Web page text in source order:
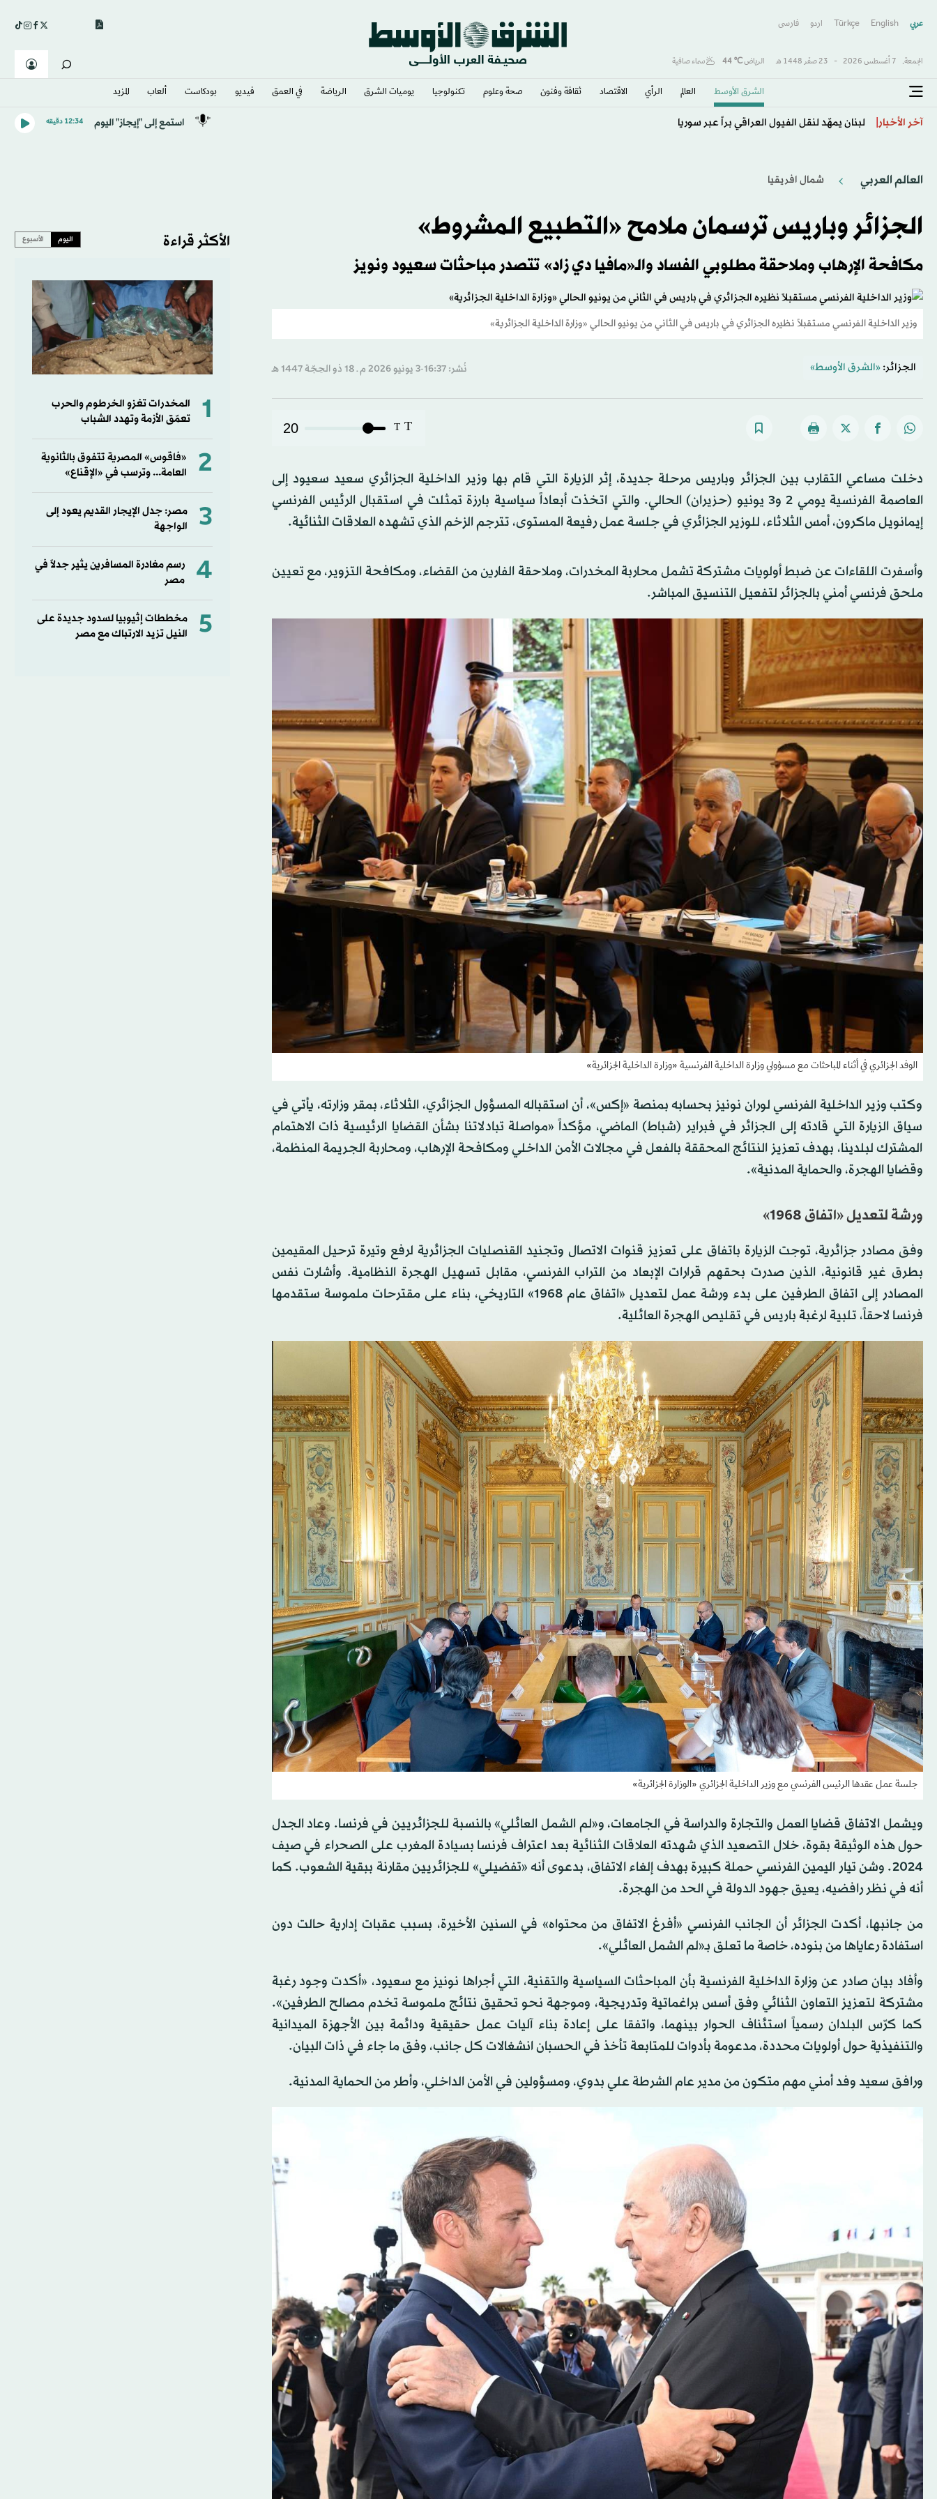
عربي English
Türkçe اردو فارسى
الجمعة, 7 أغسطس 2026 - 23 صفَر 1448 هـ الرياض℃
44 سماء صافية
الشرق الأوسط​ العالم الرأي الاقتصاد ثقافة وفنون صحة وعلوم تكنولوجيا يوميات الشرق​ الرياضة في العمق فيديو بودكاست ألعاب المزيد
آخر الأخبار الشرطة تمشط محيط مطار في شرق ألمانيا بعد العثور على مسيّرة مفخخة استمع إلى "إيجاز" اليوم 12:34 دقيقه
العالم العربي شمال افريقيا
الجزائر وباريس ترسمان ملامح «التطبيع المشروط»
مكافحة الإرهاب وملاحقة مطلوبي الفساد والـ«مافيا دي زاد» تتصدر مباحثات سعيود ونويز
وزير الداخلية الفرنسي مستقبلاً نظيره الجزائري في باريس في الثاني من يونيو الحالي «وزارة الداخلية الجزائرية»
الجزائر: «الشرق الأوسط» نُشر: 16:37-3 يونيو 2026 م ـ 18 ذو الحِجّة 1447 هـ
T
T
20
دخلت مساعي التقارب بين الجزائر وباريس مرحلة جديدة، إثر الزيارة التي قام بها وزير الداخلية الجزائري سعيد سعيود إلى
العاصمة الفرنسية يومي 2 و3 يونيو (حزيران) الحالي. والتي اتخذت أبعاداً سياسية بارزة تمثلت في استقبال الرئيس الفرنسي
إيمانويل ماكرون، أمس الثلاثاء، للوزير الجزائري في جلسة عمل رفيعة المستوى، تترجم الزخم الذي تشهده العلاقات الثنائية.
وأسفرت اللقاءات عن ضبط أولويات مشتركة تشمل محاربة المخدرات، وملاحقة الفارين من القضاء، ومكافحة التزوير، مع تعيين
ملحق فرنسي أمني بالجزائر لتفعيل التنسيق المباشر.
الوفد الجزائري في أثناء المباحثات مع مسؤولي وزارة الداخلية الفرنسية «وزارة الداخلية الجزائرية»
وكتب وزير الداخلية الفرنسي لوران نونيز بحسابه بمنصة «إكس»، أن استقباله المسؤول الجزائري، الثلاثاء، بمقر وزارته، يأتي في
سياق الزيارة التي قادته إلى الجزائر في فبراير (شباط) الماضي، مؤكداً «مواصلة تبادلاتنا بشأن القضايا الرئيسية ذات الاهتمام
المشترك لبلدينا، بهدف تعزيز النتائج المحققة بالفعل في مجالات الأمن الداخلي ومكافحة الإرهاب، ومحاربة الجريمة المنظمة،
وقضايا الهجرة، والحماية المدنية».
ورشة لتعديل «اتفاق 1968»
وفق مصادر جزائرية، توجت الزيارة باتفاق على تعزيز قنوات الاتصال وتجنيد القنصليات الجزائرية لرفع وتيرة ترحيل المقيمين
بطرق غير قانونية، الذين صدرت بحقهم قرارات الإبعاد من التراب الفرنسي، مقابل تسهيل الهجرة النظامية. وأشارت نفس
المصادر إلى اتفاق الطرفين على بدء ورشة عمل لتعديل «اتفاق عام 1968» التاريخي، بناء على مقترحات ملموسة ستقدمها
فرنسا لاحقاً، تلبية لرغبة باريس في تقليص الهجرة العائلية.
جلسة عمل عقدها الرئيس الفرنسي مع وزير الداخلية الجزائري «الوزارة الجزائرية»
ويشمل الاتفاق قضايا العمل والتجارة والدراسة في الجامعات، و«لم الشمل العائلي» بالنسبة للجزائريين في فرنسا. وعاد الجدل
حول هذه الوثيقة بقوة، خلال التصعيد الذي شهدته العلاقات الثنائية بعد اعتراف فرنسا بسيادة المغرب على الصحراء في صيف
2024. وشن تيار اليمين الفرنسي حملة كبيرة بهدف إلغاء الاتفاق، بدعوى أنه «تفضيلي» للجزائريين مقارنة ببقية الشعوب. كما
أنه في نظر رافضيه، يعيق جهود الدولة في الحد من الهجرة.
من جانبها، أكدت الجزائر أن الجانب الفرنسي «أفرغ الاتفاق من محتواه» في السنين الأخيرة، بسبب عقبات إدارية حالت دون
استفادة رعاياها من بنوده، خاصة ما تعلق بـ«لم الشمل العائلي».
وأفاد بيان صادر عن وزارة الداخلية الفرنسية بأن المباحثات السياسية والتقنية، التي أجراها نونيز مع سعيود، «أكدت وجود رغبة
مشتركة لتعزيز التعاون الثنائي وفق أسس براغماتية وتدريجية، وموجهة نحو تحقيق نتائج ملموسة تخدم مصالح الطرفين».
كما كرّس البلدان رسمياً استئناف الحوار بينهما، واتفقا على إعادة بناء آليات عمل حقيقية ودائمة بين الأجهزة الميدانية
والتنفيذية حول أولويات محددة، مدعومة بأدوات للمتابعة تأخذ في الحسبان انشغالات كل جانب، وفق ما جاء في ذات البيان.
ورافق سعيد وفد أمني مهم متكون من مدير عام الشرطة علي بدوي، ومسؤولين في الأمن الداخلي، وأطر من الحماية المدنية.
الأكثر قراءة اليوم الأسبوع
1
المخدرات تغزو الخرطوم والحرب
تعمّق الأزمة وتهدد الشباب
2
«فاقوس» المصرية تتفوق بالثانوية
العامة... وترسب في «الإقناع»
3
مصر: جدل الإيجار القديم يعود إلى
الواجهة
4
رسم مغادرة المسافرين يثير جدلاً في
مصر
5
مخططات إثيوبيا لسدود جديدة على
النيل تزيد الارتباك مع مصر